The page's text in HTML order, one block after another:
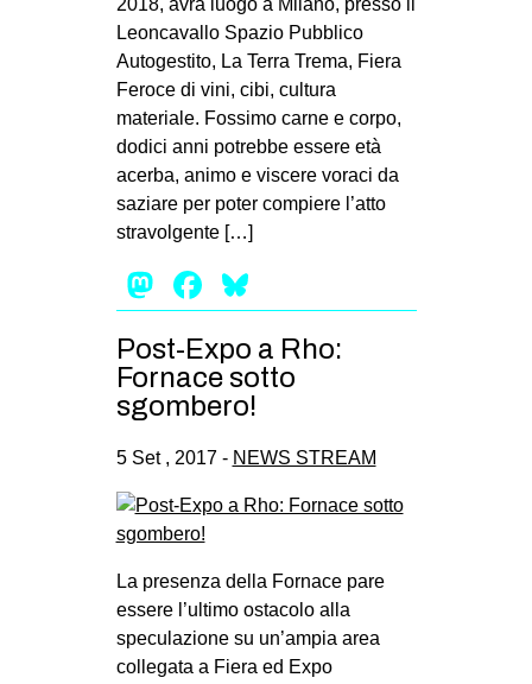
2018, avrà luogo a Milano, presso il
Leoncavallo Spazio Pubblico
Autogestito, La Terra Trema, Fiera
Feroce di vini, cibi, cultura
materiale. Fossimo carne e corpo,
dodici anni potrebbe essere età
acerba, animo e viscere voraci da
saziare per poter compiere l’atto
stravolgente […]
Mastodon
Facebook
Post-Expo a Rho:
Fornace sotto
sgombero!
5 Set , 2017 - NEWS STREAM
La presenza della Fornace pare
essere l’ultimo ostacolo alla
speculazione su un’ampia area
collegata a Fiera ed Expo